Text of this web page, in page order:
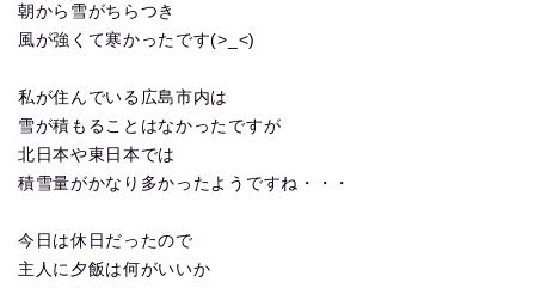
朝から雪がちらつき
風が強くて寒かったです(>_<)
私が住んでいる広島市内は
雪が積もることはなかったですが
北日本や東日本では
積雪量がかなり多かったようですね・・・
今日は休日だったので
主人に夕飯は何がいいか